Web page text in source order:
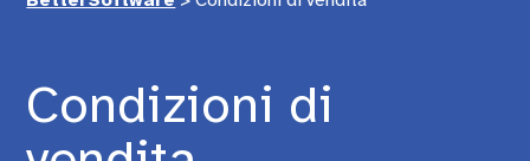
Condizioni di